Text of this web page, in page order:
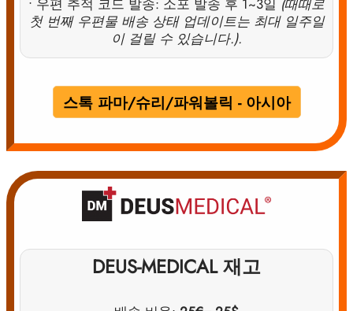
• 우편 추적 코드 발송: 소포 발송 후 1~3일 (때때로
첫 번째 우편물 배송 상태 업데이트는 최대 일주일
이 걸릴 수 있습니다.).
스톡 파마/슈리/파워볼릭 - 아시아
DEUS-MEDICAL 재고